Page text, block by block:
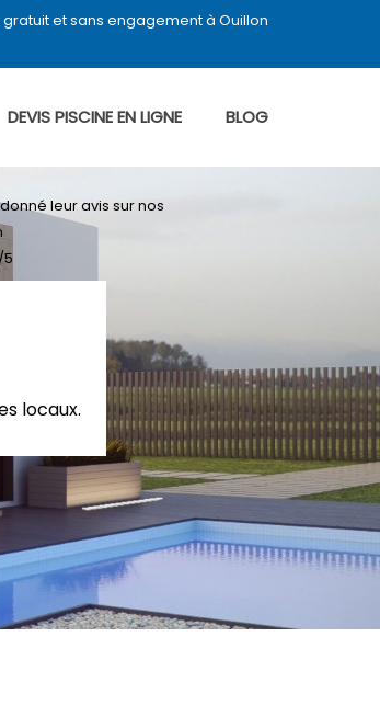
et sans engagement à Ouillon
DEVIS PISCINE EN LIGNE BLOG
locaux.
leuravis sur nos
/5